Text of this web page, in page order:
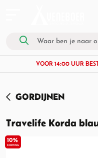
VOOR 14:00 UUR
GORDIJNEN
10%
KORTING
Travelife Korda